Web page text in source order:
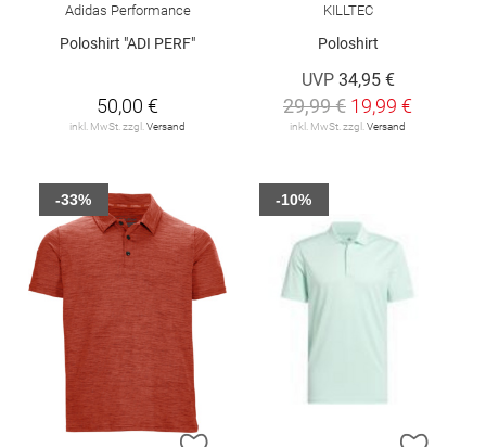
Adidas Performance
Poloshirt "ADI PERF"
50,00 €
inkl. MwSt. zzgl. Versand
KILLTEC
Poloshirt
UVP 34,95 €
29,99 € 19,99 €
inkl. MwSt. zzgl. Versand
-33% -10%